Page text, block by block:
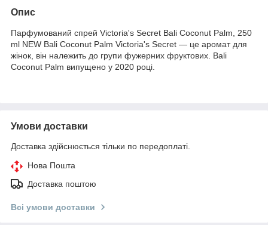
Опис
Парфумований спрей Victoria's Secret Bali Coconut Palm, 250
ml NEW Bali Coconut Palm Victoria's Secret — це аромат для
жінок, він належить до групи фужерних фруктових. Bali
Coconut Palm випущено у 2020 році.
Умови доставки
Доставка здійснюється тільки по передоплаті.
Нова Пошта
Доставка поштою
Всі умови доставки